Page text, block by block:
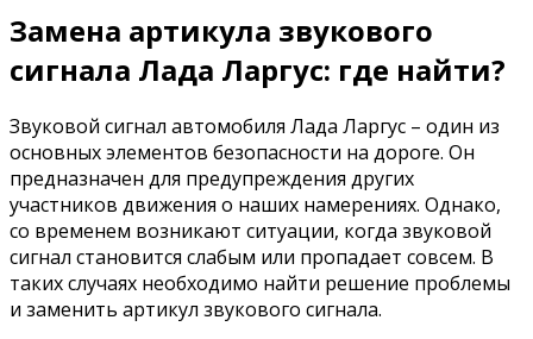
Замена артикула звукового
сигнала Лада Ларгус: где найти?
Звуковой сигнал автомобиля Лада Ларгус – один из
основных элементов безопасности на дороге. Он
предназначен для предупреждения других
участников движения о наших намерениях. Однако,
со временем возникают ситуации, когда звуковой
сигнал становится слабым или пропадает совсем. В
таких случаях необходимо найти решение проблемы
и заменить артикул звукового сигнала.